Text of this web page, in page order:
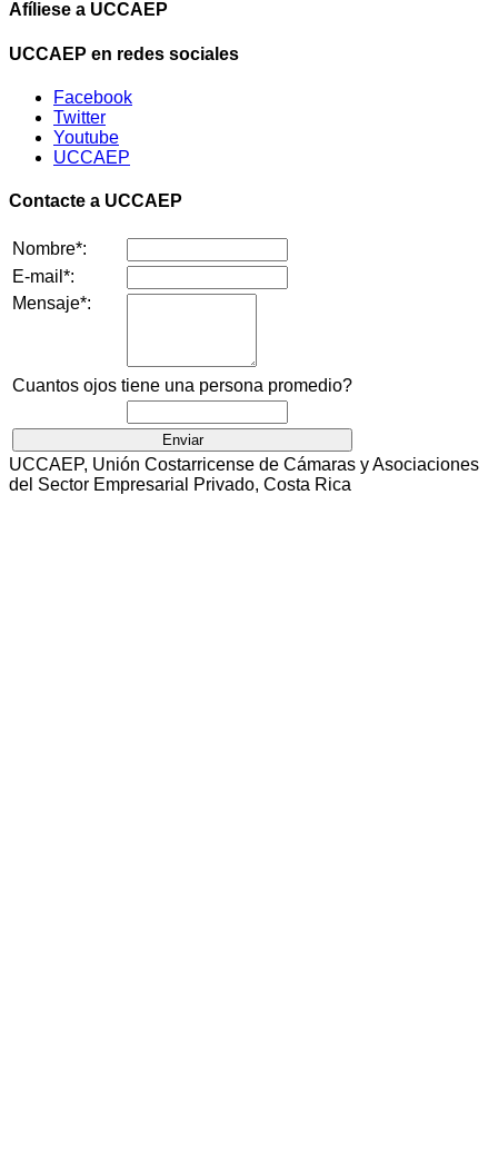
Afíliese a UCCAEP
UCCAEP en redes sociales
Facebook
Twitter
Youtube
UCCAEP
Contacte a UCCAEP
Nombre*:
E-mail*:
Mensaje*:
Cuantos ojos tiene una persona promedio?
UCCAEP, Unión Costarricense de Cámaras y Asociaciones
del Sector Empresarial Privado, Costa Rica